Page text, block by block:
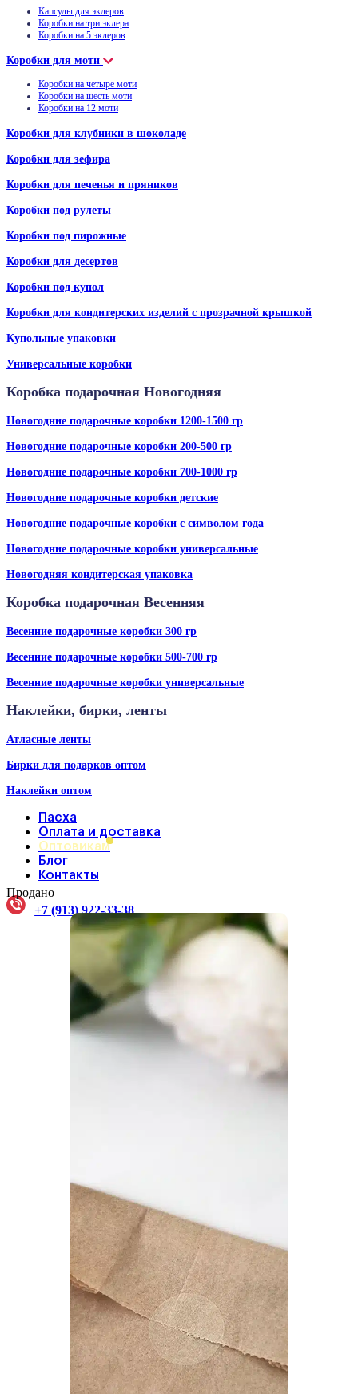
Капсулы для эклеров
Коробки на три эклера
Коробки на 5 эклеров
Коробки для моти
Коробки на четыре моти
Коробки на шесть моти
Коробки на 12 моти
Коробки для клубники в шоколаде
Коробки для зефира
Коробки для печенья и пряников
Коробки под рулеты
Коробки под пирожные
Коробки для десертов
Коробки под купол
Коробки для кондитерских изделий с прозрачной крышкой
Купольные упаковки
Универсальные коробки
Коробка подарочная Новогодняя
Новогодние подарочные коробки 1200-1500 гр
Новогодние подарочные коробки 200-500 гр
Новогодние подарочные коробки 700-1000 гр
Новогодние подарочные коробки детские
Новогодние подарочные коробки с символом года
Новогодние подарочные коробки универсальные
Новогодняя кондитерская упаковка
Коробка подарочная Весенняя
Весенние подарочные коробки 300 гр
Весенние подарочные коробки 500-700 гр
Весенние подарочные коробки универсальные
Наклейки, бирки, ленты
Атласные ленты
Бирки для подарков оптом
Наклейки оптом
Пасха
Оплата и доставка
Оптовикам
Блог
Контакты
+7 (913) 922-33-38
Продано